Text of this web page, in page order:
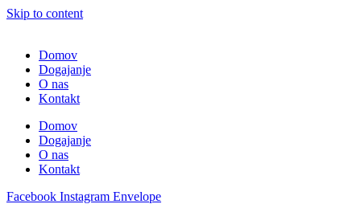
Skip to content
Domov
Dogajanje
O nas
Kontakt
Domov
Dogajanje
O nas
Kontakt
Facebook Instagram Envelope